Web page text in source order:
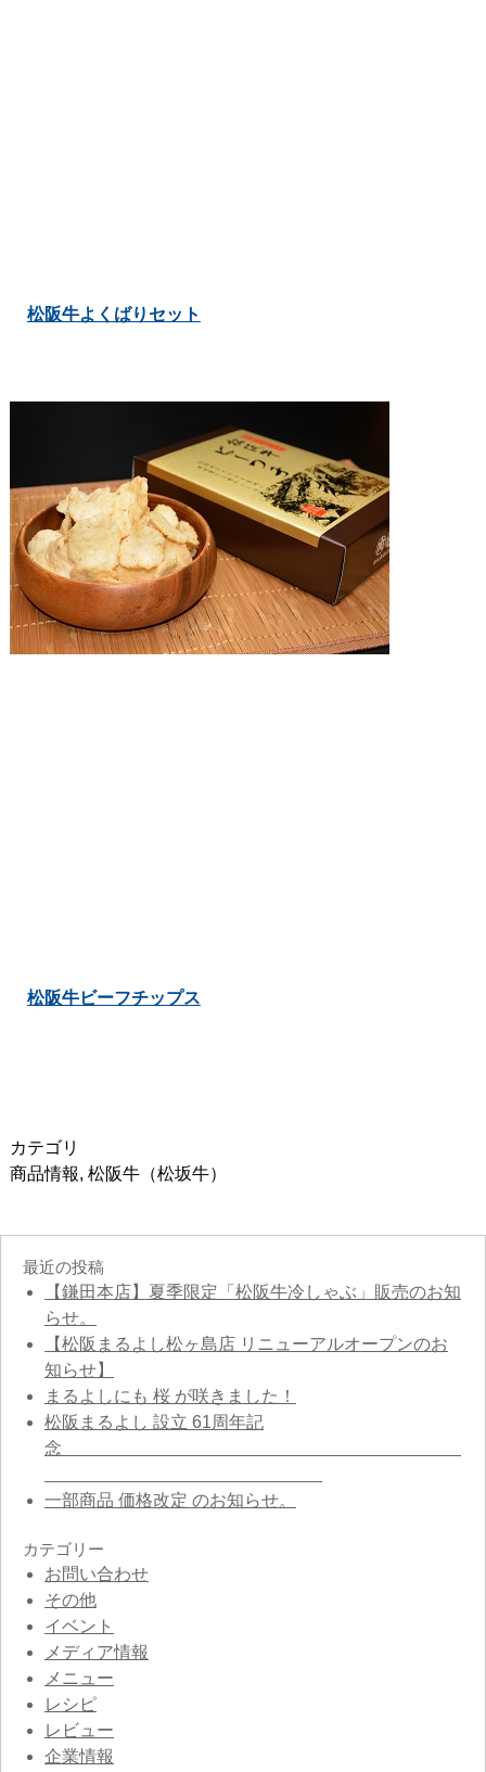
松阪牛よくばりセット
松阪牛ビーフチップス
カテゴリ
商品情報, 松阪牛（松坂牛）
最近の投稿
【鎌田本店】夏季限定「松阪牛冷しゃぶ」販売のお知
らせ。
【松阪まるよし松ヶ島店 リニューアルオープンのお
知らせ】
まるよしにも 桜 が咲きました！
松阪まるよし 設立 61周年記
念
一部商品 価格改定 のお知らせ。
カテゴリー
お問い合わせ
その他
イベント
メディア情報
メニュー
レシピ
レビュー
企業情報